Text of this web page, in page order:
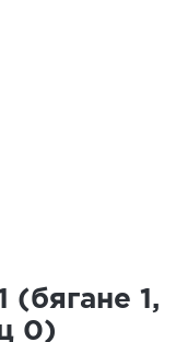
(бягане 1 ,
0)